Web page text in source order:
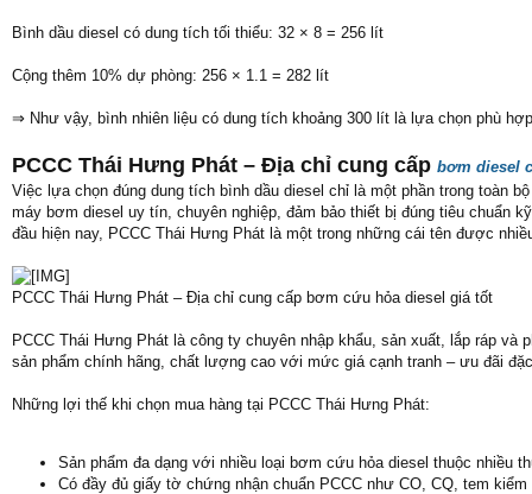
Bình dầu diesel có dung tích tối thiểu: 32 × 8 = 256 lít
Cộng thêm 10% dự phòng: 256 × 1.1 = 282 lít
⇒ Như vậy, bình nhiên liệu có dung tích khoảng 300 lít là lựa chọn phù
PCCC Thái Hưng Phát – Địa chỉ cung cấp bơm diesel
Việc lựa chọn đúng dung tích bình dầu diesel chỉ là một phần trong toàn
máy bơm diesel uy tín, chuyên nghiệp, đảm bảo thiết bị đúng tiêu chuẩn
đầu hiện nay, PCCC Thái Hưng Phát là một trong những cái tên được
PCCC Thái Hưng Phát – Địa chỉ cung cấp bơm cứu hỏa diesel giá tốt
PCCC Thái Hưng Phát là công ty chuyên nhập khẩu, sản xuất, lắp ráp
sản phẩm chính hãng, chất lượng cao với mức giá cạnh tranh – ưu đãi
Những lợi thế khi chọn mua hàng tại PCCC Thái Hưng Phát:
Sản phẩm đa dạng với nhiều loại bơm cứu hỏa diesel thuộc nhiều
Có đầy đủ giấy tờ chứng nhận chuẩn PCCC như CO, CQ, tem